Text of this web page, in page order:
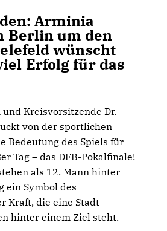
Arminia
Berlin um den
wünscht
Erfolg für das
Kreisvorsitzende Dr.
von der sportlichen
Bedeutung des Spiels für
Tag – das DFB-Pokalfinale!
als 12. Mann hinter
ein Symbol des
Kraft, die eine Stadt
hinter einem Ziel steht.